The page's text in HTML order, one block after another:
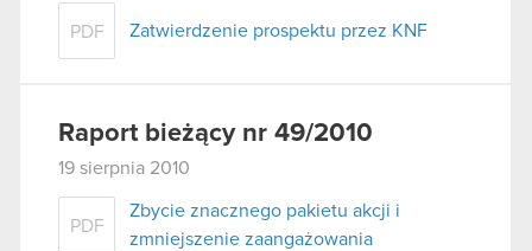
PDF Zatwierdzenie prospektu przez KNF
Raport bieżący nr 49/2010
19 sierpnia 2010
PDF
Zbycie znacznego pakietu akcji i
zmniejszenie zaangażowania